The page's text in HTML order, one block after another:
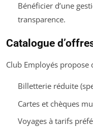
Bénéficier d’une
transparence.
Catalogue
Club Employés propose
Billetterie réduite
Cartes et chèques
Voyages à tarifs